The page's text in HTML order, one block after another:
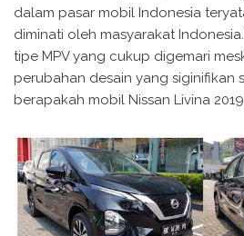
dalam pasar mobil Indonesia
diminati oleh masyarakat
tipe MPV yang cukup digemari
perubahan desain yang siginifikan
berapakah mobil Nissan Livina 2019